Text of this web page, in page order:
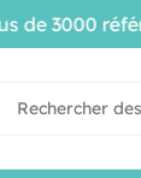
3000